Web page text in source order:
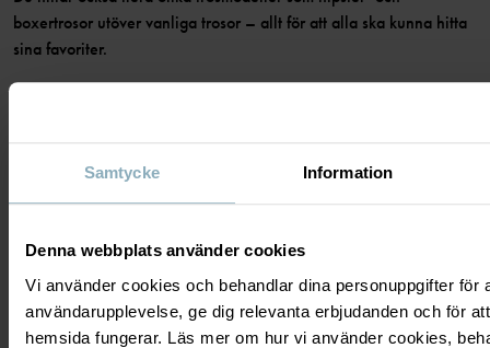
Samtycke Information
Denna webbplats använder cookies
Vi använder cookies och behandlar dina personuppgifter för
användarupplevelse, ge dig relevanta erbjudanden och för
hemsida fungerar. Läs mer om hur vi använder cookies,
boxertrosor utöver vanliga trosor – allt för att alla ska kunna hitta
sina favoriter.
huden, och håller länge. De är gjorda för att tåla tvätt efter tvätt
och stå emot vardagens alla utmaningar, år efter år.
strumpor.